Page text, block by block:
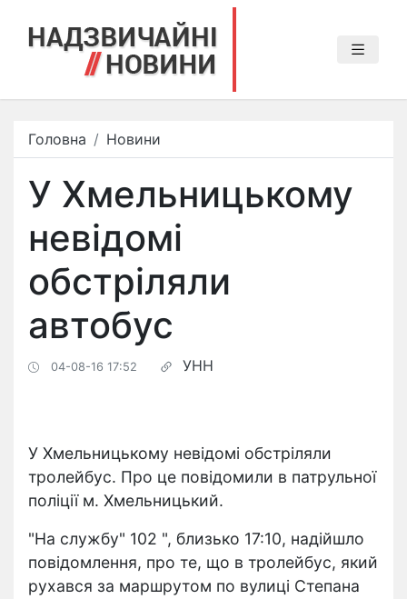
Головна Новини
У Хмельницькому
невідомі
обстріляли
автобус
04-08-16 17:52 УНН
У Хмельницькому невідомі обстріляли
тролейбус. Про це повідомили в патрульної
поліції м. Хмельницький.
"На службу" 102 ", близько 17:10, надійшло
повідомлення, про те, що в тролейбус, який
рухався за маршрутом по вулиці Степана